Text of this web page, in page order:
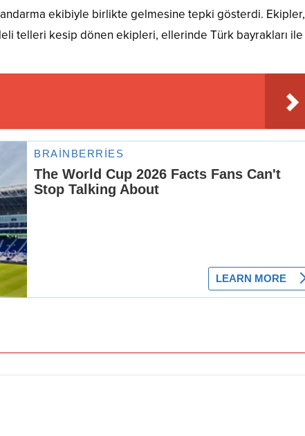
ekibiyle birlikte gelmesine tepki gösterdi. Ekipler,
telleri kesip dönen ekipleri, ellerinde Türk bayrakları ile